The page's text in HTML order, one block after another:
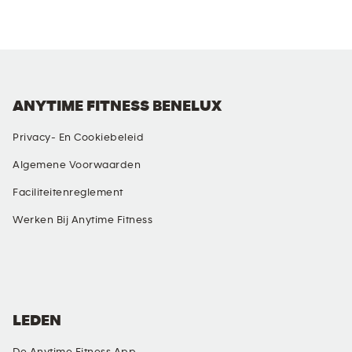
ANYTIME FITNESS BENELUX
Privacy- En Cookiebeleid
Algemene Voorwaarden
Faciliteitenreglement
Werken Bij Anytime Fitness
LEDEN